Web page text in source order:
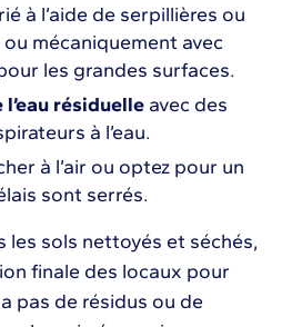
à l’aide de serpillières ou
mécaniquement avec
les grandes surfaces.
résiduelle avec des
à l’eau.
à l’air ou optez pour un
sont serrés.
les sols nettoyés et séchés,
finale des locaux pour
pas de résidus ou de